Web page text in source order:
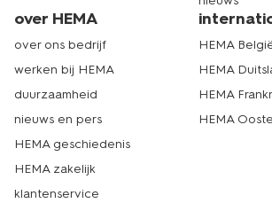
over HEMA
over ons bedrijf
werken bij HEMA
duurzaamheid
nieuws en pers
HEMA geschiedenis
HEMA zakelijk
klantenservice
HEMA
HEMA
HEMA
HEMA